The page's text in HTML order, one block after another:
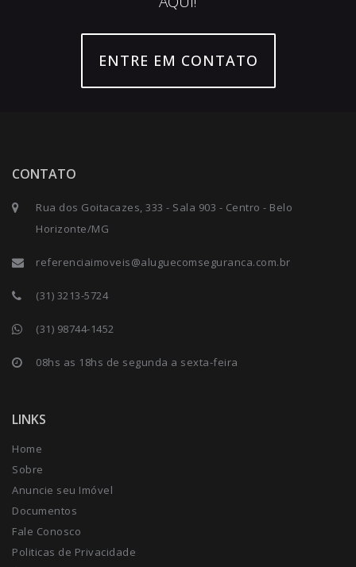
ENTRE EM CONTATO
CONTATO
Rua dos Goitacazes, 333 - Sala 903 - Centro - Belo
Horizonte/MG
referenciaimoveis@aluguecomseguranca.com.br
(31) 3213-5724
(31) 98744-1452
08hs as 18hs de segunda a sexta-feira
LINKS
Home
Sobre
Anuncie seu Imóvel
Documentos
Fale Conosco
Politicas de Privacidade